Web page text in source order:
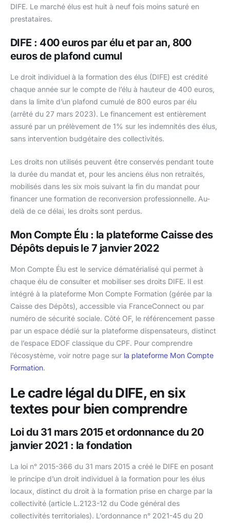
DIFE. Le marché élus est huit à neuf fois moins saturé en
prestataires.
DIFE : 400 euros par élu et par an, 800
euros de plafond cumul
Le droit individuel à la formation des élus (DIFE) est crédité
chaque année sur le compte de l’élu à hauteur de 400 euros,
dans la limite d’un plafond cumulé de 800 euros par élu
(arrêté du 27 mars 2023). Le financement est entièrement
assuré par un prélèvement de 1% sur les indemnités des élus,
sans intervention budgétaire des collectivités.
Les droits non utilisés peuvent être conservés pendant toute
la durée du mandat et, pour les anciens élus non retraités,
mobilisés dans les six mois suivant la fin du mandat pour
financer une formation de reconversion professionnelle. Au-
delà de ce délai, les droits sont perdus.
Mon Compte Élu : la plateforme Caisse des
Dépôts depuis le 7 janvier 2022
Mon Compte Élu est le service dématérialisé qui permet à
chaque élu de consulter et mobiliser ses droits DIFE. Il est
intégré à la plateforme Mon Compte Formation (gérée par la
Caisse des Dépôts), accessible via FranceConnect ou par
numéro de sécurité sociale. Côté OF, le référencement passe
par un espace dédié sur la plateforme dispensateurs, distinct
de l’espace EDOF classique du CPF. Pour comprendre
l’écosystème, voir notre page sur la plateforme Mon Compte
Formation.
Le cadre légal du DIFE, en six
textes pour bien comprendre
Loi du 31 mars 2015 et ordonnance du 20
janvier 2021 : la fondation
La loi n° 2015-366 du 31 mars 2015 a créé le DIFE en posant
le principe d’un droit individuel à la formation pour les élus
locaux, distinct du droit à la formation prise en charge par la
collectivité (article L.2123-12 du Code général des
collectivités territoriales). L’ordonnance n° 2021-45 du 20